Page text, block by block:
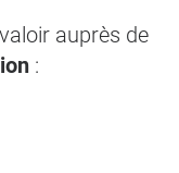
auprès de
: